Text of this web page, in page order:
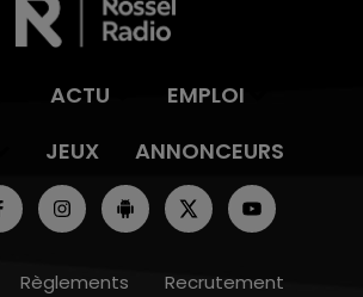
ACTU
EMPLOI
JEUX ANNONCEURS
Règlements
Recrutement